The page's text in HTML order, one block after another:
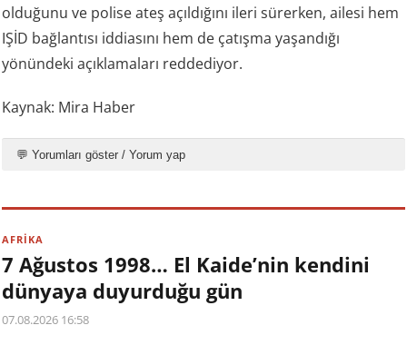
olduğunu ve polise ateş açıldığını ileri sürerken, ailesi hem
IŞİD bağlantısı iddiasını hem de çatışma yaşandığı
yönündeki açıklamaları reddediyor.
Kaynak: Mira Haber
💬 Yorumları göster / Yorum yap
AFRİKA
7 Ağustos 1998… El Kaide’nin kendini
dünyaya duyurduğu gün
07.08.2026 16:58